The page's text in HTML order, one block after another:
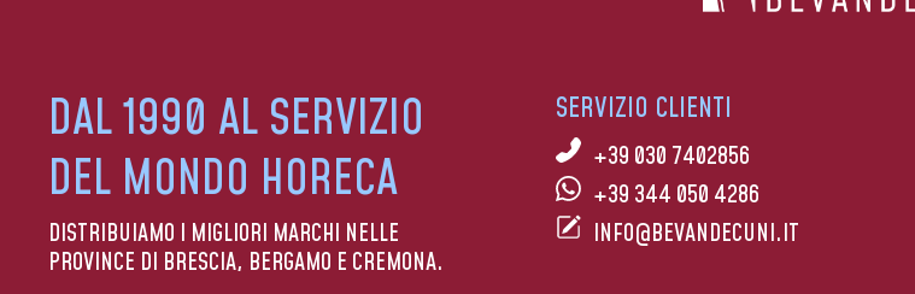
DAL 1990 AL SERVIZIO
DEL MONDO HORECA
DISTRIBUIAMO I MIGLIORI MARCHI NELLE
PROVINCE DI BRESCIA, BERGAMO E CREMONA.
SERVIZIO CLIENTI
+39 030 7402856
+39 344 050 4286
INFO@BEVANDECUNI.IT